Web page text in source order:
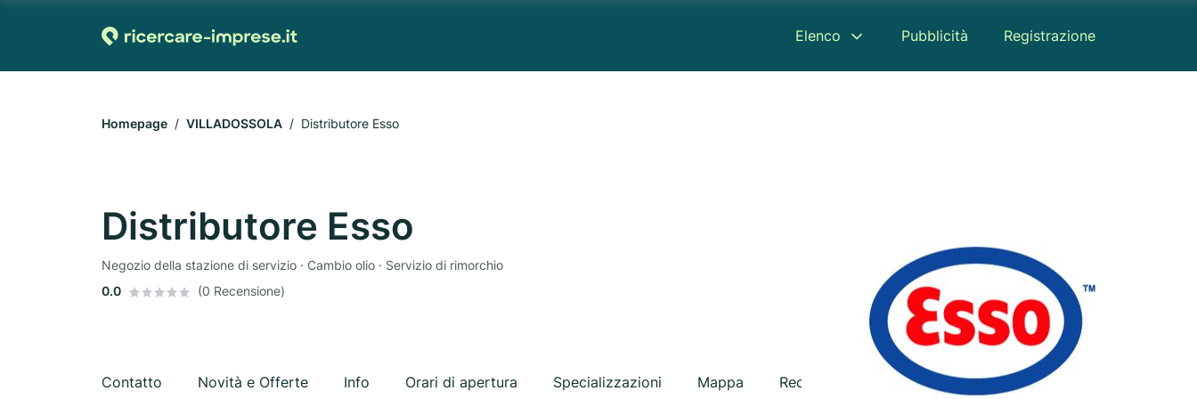
Elenco Pubblicità Registrazione
Homepage VILLADOSSOLA Distributore Esso
Distributore Esso
Negozio della stazione di servizio · Cambio olio · Servizio di rimorchio
0.0
(0 Recensione)
Contatto Novità e Offerte Info Orari di apertura Specializzazioni Mappa Recensione